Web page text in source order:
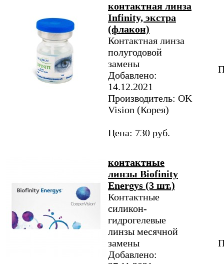
контактная линза
Infinity, экстра
(флакон)
Контактная линза
полугодовой
замены
Добавлено:
14.12.2021
Производитель: OK
Vision (Корея)
Цена: 730 руб.
контактные
линзы Biofinity
Energys (3 шт.)
Контактные
силикон-
гидрогелевые
линзы месячной
замены
Добавлено: